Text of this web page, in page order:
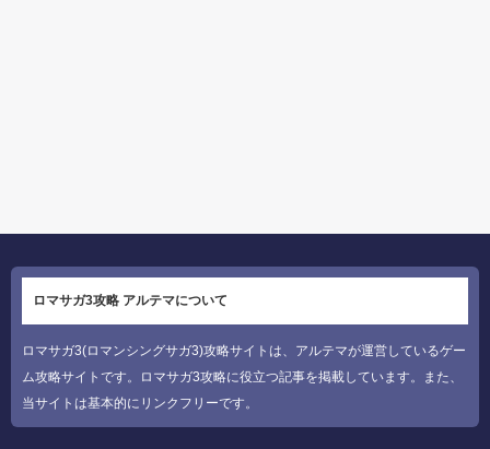
ロマサガ3攻略 アルテマについて
ロマサガ3(ロマンシングサガ3)攻略サイトは、アルテマが運営しているゲー
ム攻略サイトです。ロマサガ3攻略に役立つ記事を掲載しています。また、
当サイトは基本的にリンクフリーです。